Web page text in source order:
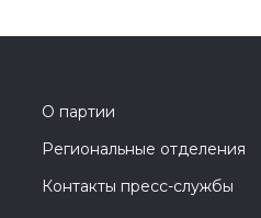
О партии
Региональные отделения
Контакты пресс-службы